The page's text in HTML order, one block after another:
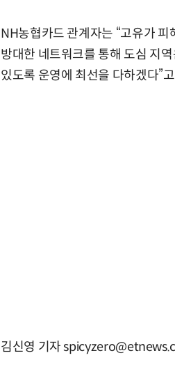
NH농협카드 관계자는 “고유가 피
방대한 네트워크를 통해 도심 지
있도록 운영에 최선을 다하겠다”
김신영 기자